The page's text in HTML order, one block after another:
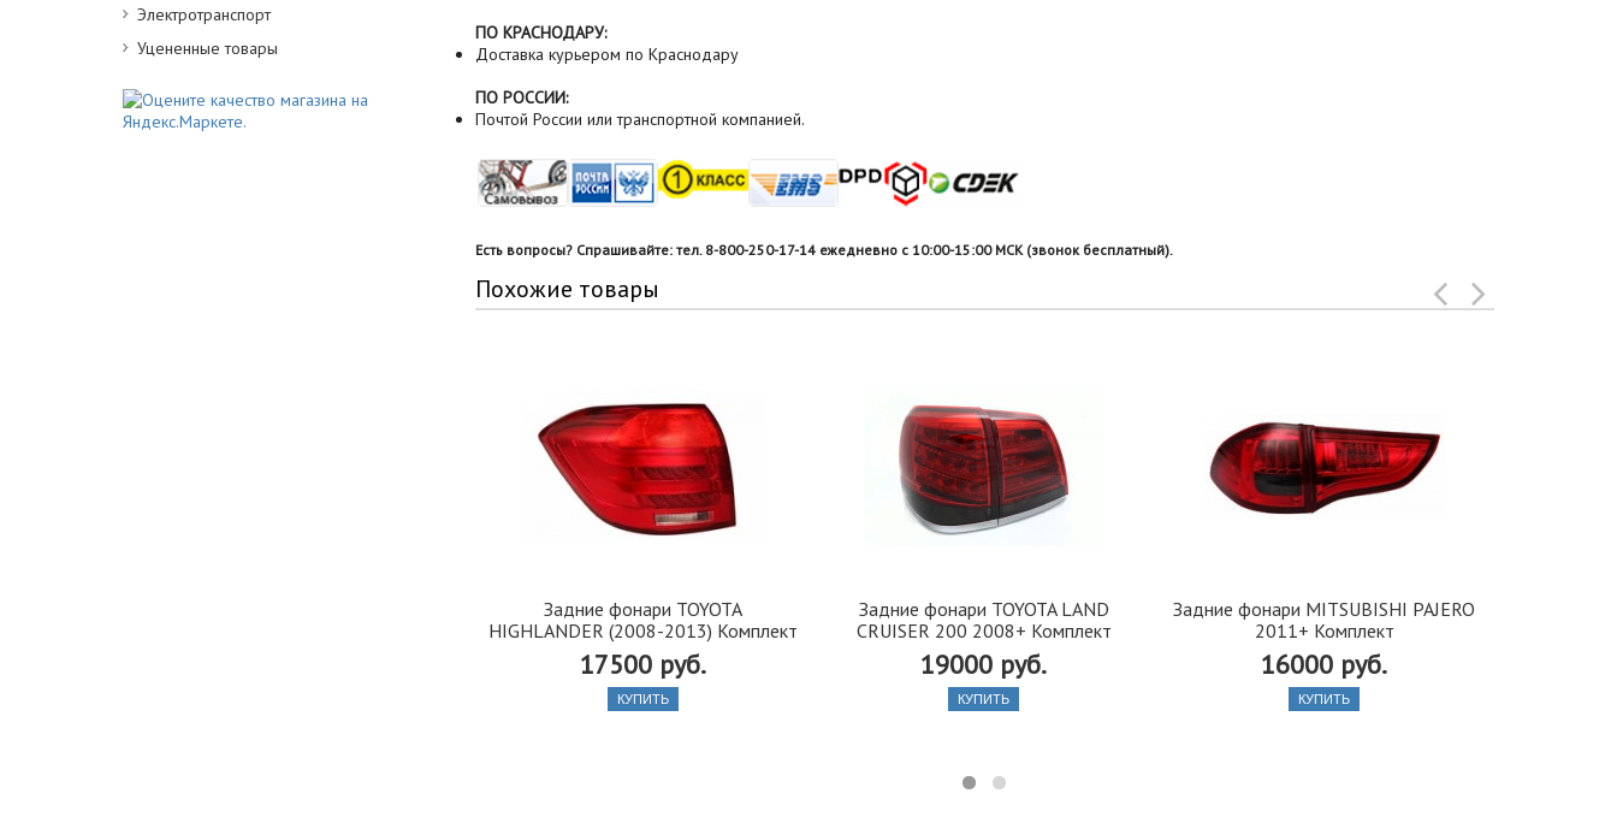
Электротранспорт
Уцененные товары
ПО КРАСНОДАРУ:
Доставка курьером по Краснодару
ПО РОССИИ:
Почтой России или транспортной компанией.
Есть вопросы? Спрашивайте: тел. 8-800-250-17-14 ежедневно с 10:00-15:00 МСК (звонок бесплатный).
Похожие товары
Задние фонари TOYOTA
HIGHLANDER (2008-2013) Комплект
17500 руб.
КУПИТЬ
Задние фонари TOYOTA LAND
CRUISER 200 2008+ Комплект
19000 руб.
КУПИТЬ
Задние фонари MITSUBISHI PAJERO
2011+ Комплект
16000 руб.
КУПИТЬ